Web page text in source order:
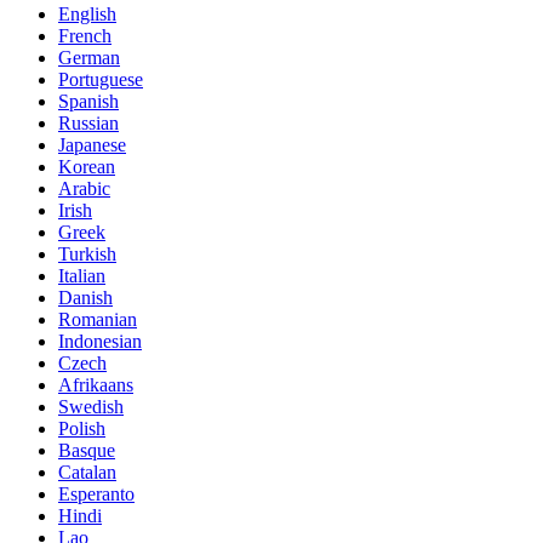
English
French
German
Portuguese
Spanish
Russian
Japanese
Korean
Arabic
Irish
Greek
Turkish
Italian
Danish
Romanian
Indonesian
Czech
Afrikaans
Swedish
Polish
Basque
Catalan
Esperanto
Hindi
Lao